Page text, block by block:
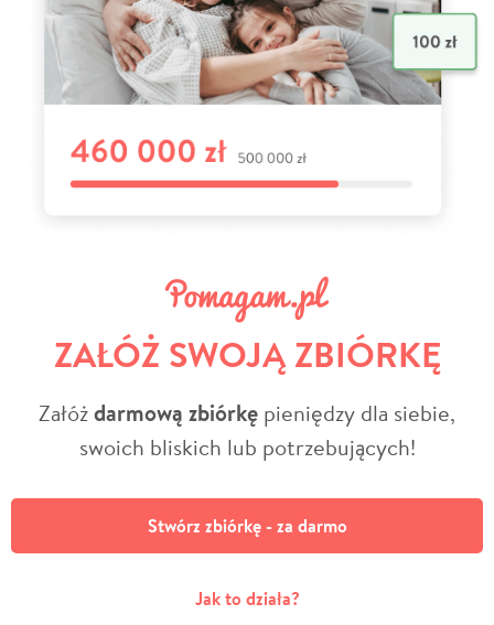
ZAŁÓŻ SWOJĄ ZBIÓRKĘ
Załóżdarmową zbiórkę pieniędzy dla siebie,
swoich bliskich lub potrzebujących!
Stwórz zbiórkę - za darmo
Jak to działa?